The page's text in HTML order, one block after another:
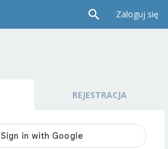
Zaloguj się
REJESTRACJA